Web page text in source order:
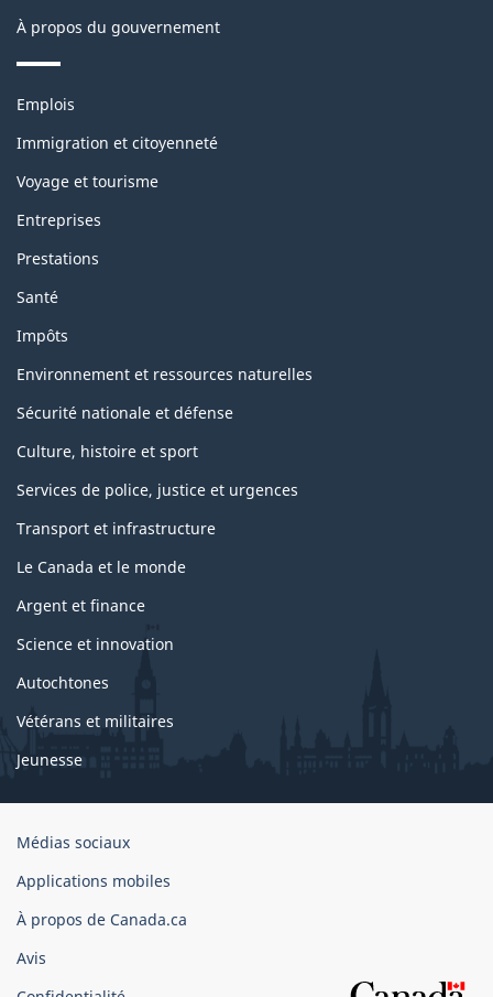
À propos du gouvernement
Thèmes
sujets
Emplois
Immigration et citoyenneté
Voyage et tourisme
Entreprises
Prestations
Santé
Impôts
Environnement et ressources naturelles
Sécurité nationale et défense
Culture, histoire et sport
Services de police, justice et urgences
Transport et infrastructure
Le Canada et le monde
Argent et finance
Science et innovation
Autochtones
Vétérans et militaires
Jeunesse
Organisation
gouvernement
du
Canada
Médias sociaux
Applications mobiles
À propos de Canada.ca
Avis